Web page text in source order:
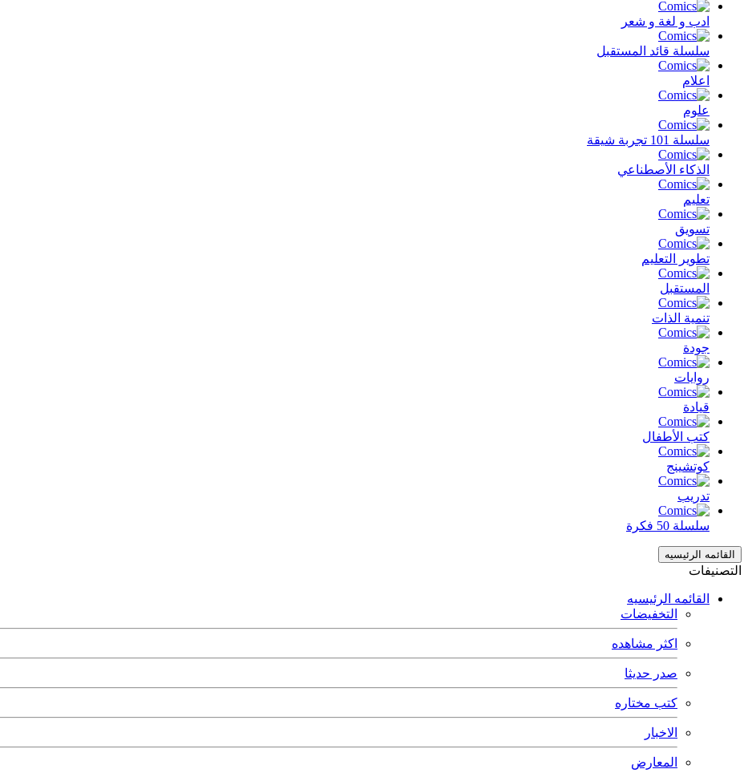
ادب و لغة و شعر
سلسلة قائد المستقبل
اعلام
علوم
سلسلة 101 تجربة شيقة
الذكاء الأصطناعي
تعليم
تسويق
تطوير التعليم
المستقبل
تنمية الذات
جودة
روايات
قيادة
كتب الأطفال
كوتشينج
تدريب
سلسلة 50 فكرة
القائمه الرئيسيه
التصنيفات
القائمه الرئيسيه
التخفيضات
اكثر مشاهده
صدر حديثا
كتب مختاره
الاخبار
المعارض